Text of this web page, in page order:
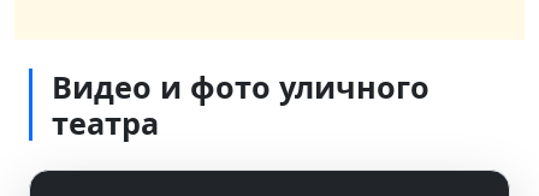
Видео и фото уличного
театра